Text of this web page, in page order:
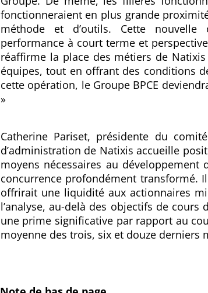
fonctionneraient en plus grande
méthode et d’outils. Cette
performance à court terme et
réaffirme la place des métiers de
équipes, tout en offrant des conditions
cette opération, le Groupe BPCE
»
Catherine Pariset, présidente du
d’administration de Natixis accueille
moyens nécessaires au
concurrence profondément transformé.
offrirait une liquidité aux actionnaires
l’analyse, au-delà des objectifs de
une prime significative par rapport au
moyenne des trois, six et douze derniers